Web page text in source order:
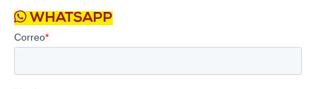
WHATSAPP